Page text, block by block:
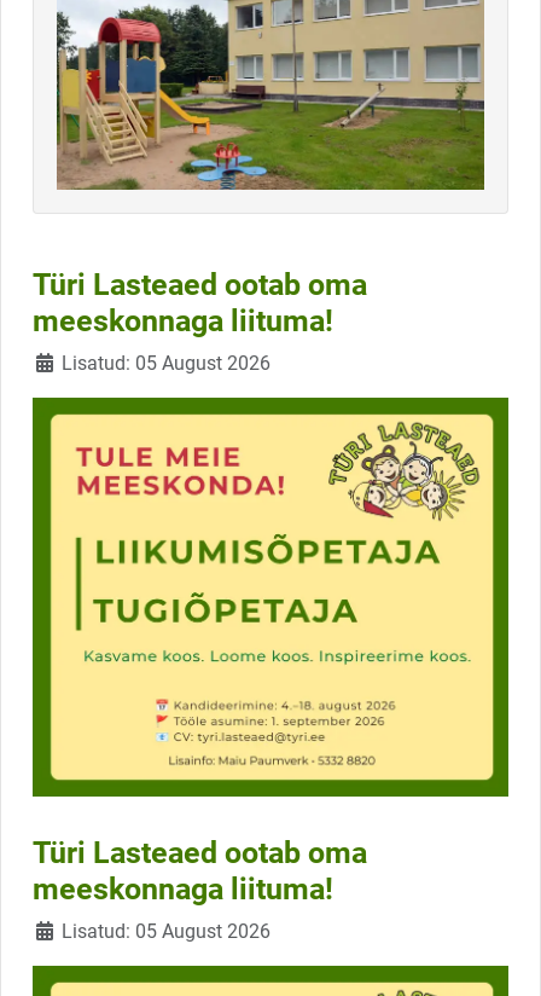
Türi Lasteaed ootab oma
meeskonnaga liituma!
Üksikasjad
Lisatud: 05 August 2026
Türi Lasteaed ootab oma
meeskonnaga liituma!
Üksikasjad
Lisatud: 05 August 2026